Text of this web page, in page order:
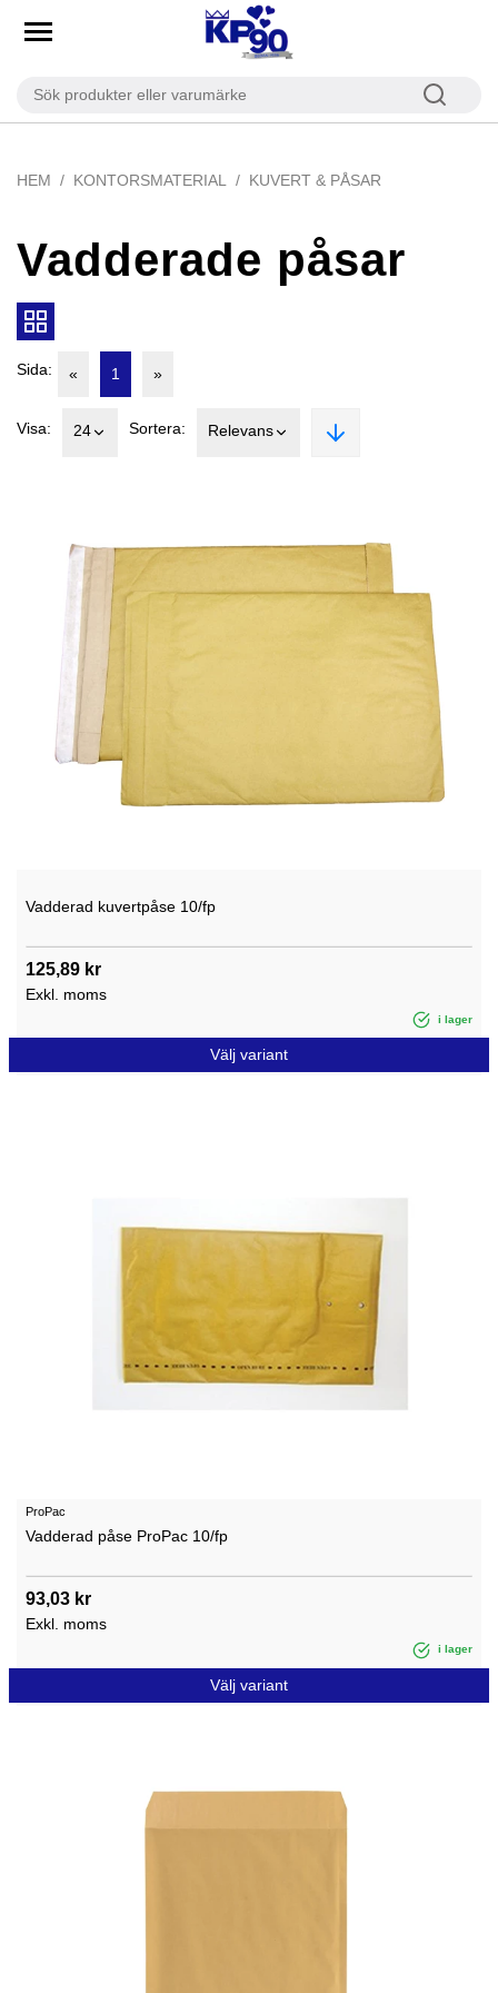
HEM KONTORSMATERIAL KUVERT & PÅSAR
Vadderade påsar
Sida: « 1 »
Visa: 24 Sortera: Relevans
Vadderad kuvertpåse 10/fp
125,89 kr
Exkl. moms
i lager
Välj variant
ProPac
Vadderad påse ProPac 10/fp
93,03 kr
Exkl. moms
i lager
Välj variant